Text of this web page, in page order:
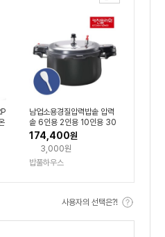
남업소용경질압력밥솥 압력
솥 6인용 2인용 10인용 30
인 (16L)
174,400원
3,000원
밥풀하우스
사용자의 선택은?!